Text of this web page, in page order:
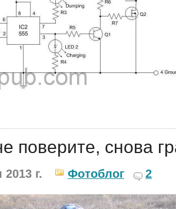
поверите, снова
2013 г. Фотоблог 2